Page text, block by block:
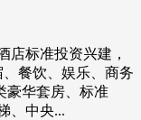
标准投资兴建，
餐饮、娱乐、商务
豪华套房、标准
、中央...